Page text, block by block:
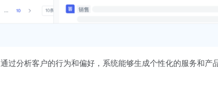
通过分析客户的行为和偏好，系统能够生成个性化的服务和产